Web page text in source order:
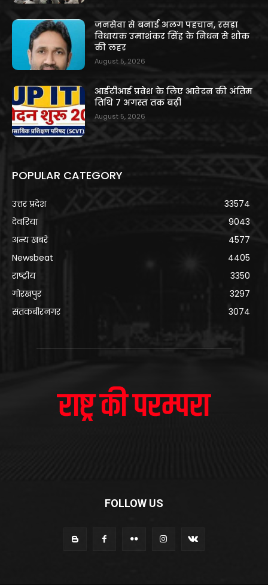
जनसेवा से बनाई अलग पहचान, रसड़ा
विधायक उमाशंकर सिंह के निधन से शोक
की लहर
August 5, 2026
आईटीआई प्रवेश के लिए आवेदन की अंतिम
तिथि 7 अगस्त तक बढ़ी
August 5, 2026
POPULAR CATEGORY
उत्तर प्रदेश
33574
देवरिया
9043
अन्य खबरे
4577
Newsbeat
4405
राष्ट्रीय
3350
गोरखपुर
3297
संतकबीरनगर
3074
FOLLOW US